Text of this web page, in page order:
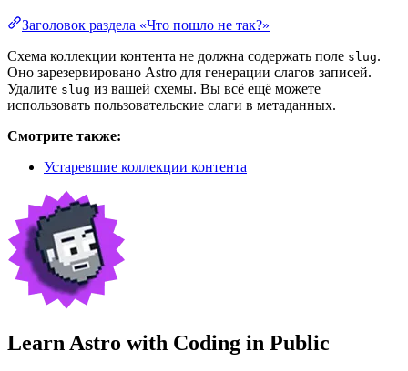
Заголовок раздела «Что пошло не так?»
Схема коллекции контента не должна содержать поле slug.
Оно зарезервировано Astro для генерации слагов записей.
Удалите slug из вашей схемы. Вы всё ещё можете
использовать пользовательские слаги в метаданных.
Смотрите также:
Устаревшие коллекции контента
Learn Astro with Coding in Public